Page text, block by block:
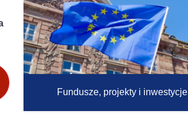
Fundusze, projekty i inwestycje